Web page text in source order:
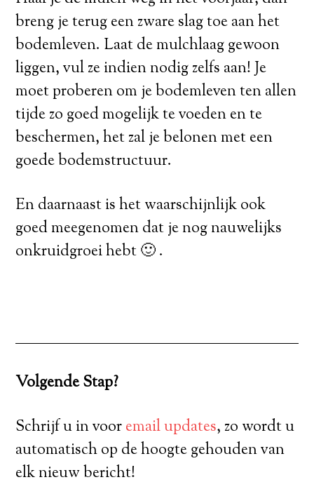
breng je terug een zware slag toe aan het
bodemleven. Laat de mulchlaag gewoon
liggen, vul ze indien nodig zelfs aan! Je
moet proberen om je bodemleven ten allen
tijde zo goed mogelijk te voeden en te
beschermen, het zal je belonen met een
goede bodemstructuur.
En daarnaast is het waarschijnlijk ook
goed meegenomen dat je nog nauwelijks
onkruidgroei hebt 🙂 .
Volgende Stap?
Schrijf u in vooremail updates, zo wordt u
automatisch op de hoogte gehouden van
elk nieuw bericht!